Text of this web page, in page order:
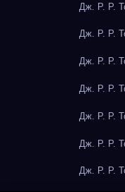
Дж. Р. Р.
Дж. Р. Р.
Дж. Р. Р.
Дж. Р. Р.
Дж. Р. Р.
Дж. Р. Р.
Дж. Р. Р.